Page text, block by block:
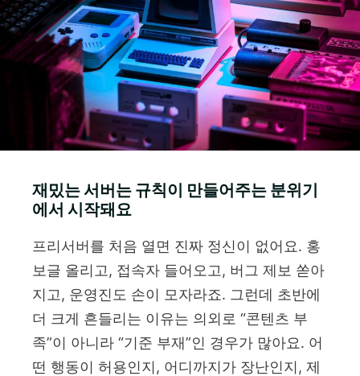
재밌는 서버는 규칙이 만들어주는 분위기
에서 시작돼요
프리서버를 처음 열면 진짜 정신이 없어요. 홍
보글 올리고, 접속자 들어오고, 버그 제보 쏟아
지고, 운영진도 손이 모자라죠. 그런데 초반에
더 크게 흔들리는 이유는 의외로 “콘텐츠 부
족”이 아니라 “기준 부재”인 경우가 많아요. 어
떤 행동이 허용인지, 어디까지가 장난인지, 제